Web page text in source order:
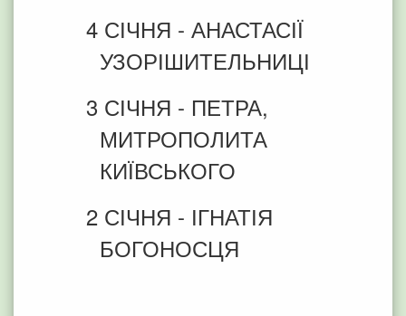
4 СІЧНЯ - АНАСТАСІЇ
УЗОРІШИТЕЛЬНИЦІ
3 СІЧНЯ - ПЕТРА,
МИТРОПОЛИТА
КИЇВСЬКОГО
2 СІЧНЯ - ІГНАТІЯ
БОГОНОСЦЯ